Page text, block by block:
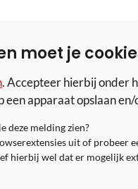
moet je
. Accepteer hierbij onder
apparaat opslaan en/
deze melding zien?
uit of probeer
hierbij wel dat er mogelijk